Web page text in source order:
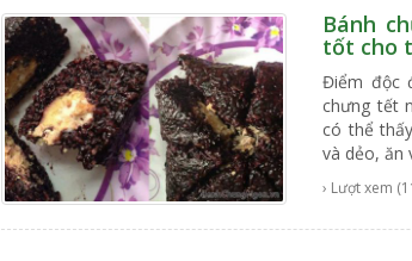
Bánh
tốt cho
Điểm độc
chưng tết
có thể
và dẻo, ăn
› Lượt xem